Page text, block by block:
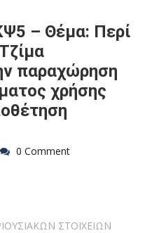
– Θέμα: Περί
παραχώρηση
χρήσης
0 Comment
ΣΤΟΙΧΕΙΩΝ